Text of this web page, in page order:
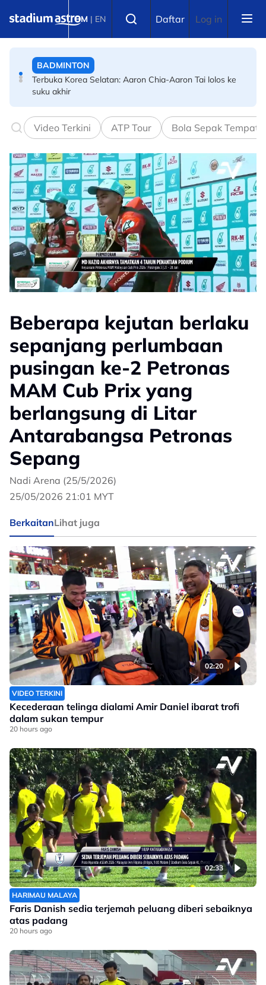
BM | EN Daftar Log in
Terbuka Korea Selatan: Aaron Chia-Aaron Tai lolos ke
BOLA JARING
Skuad bola jaring negara berlepas ke Hong Kong hadapi
Kejohanan Bola Jaring Asia 2026
Video Terkini ATP Tour Bola Sepak
Beberapa kejutan berlaku
sepanjang perlumbaan
pusingan ke-2 Petronas
MAM Cub Prix yang
berlangsung di Litar
Antarabangsa Petronas
Sepang
Nadi Arena (25/5/2026)
25/05/2026 21:01 MYT
BerkaitanLihat juga
02:20
VIDEO TERKINI
Kecederaan telinga dialami Amir Daniel ibarat trofi
dalam sukan tempur
20 hours ago
02:33
HARIMAU MALAYA
Faris Danish sedia terjemah peluang diberi sebaiknya
atas padang
20 hours ago